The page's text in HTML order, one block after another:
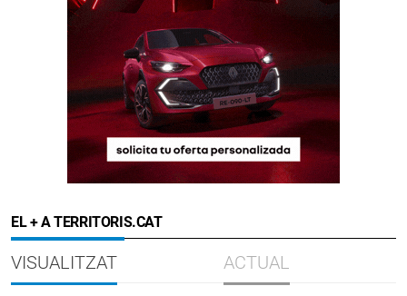
EL + A TERRITORIS.CAT
VISUALITZAT ACTUAL